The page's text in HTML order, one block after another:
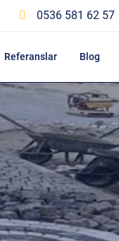
0536 581 62 57
Referanslar Blog